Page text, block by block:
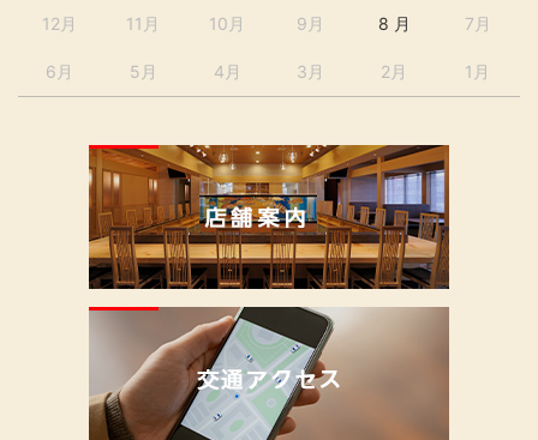
12月 11月 10月 9月 8 月 7月
6月 5月 4月 3月 2月 1月